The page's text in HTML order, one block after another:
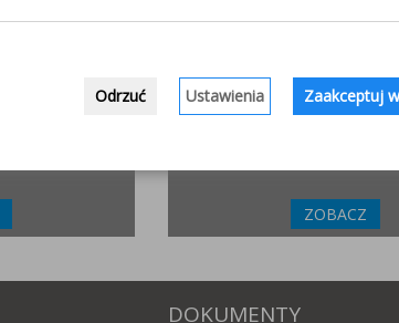
ZOBACZ
ZOBACZ
DOKUMENTY
Odrzuć Ustawienia Zaakceptuj